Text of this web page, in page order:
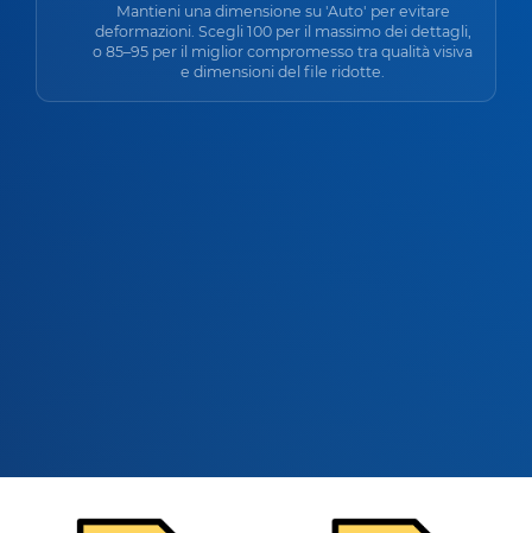
Mantieni una dimensione su 'Auto' per evitare
deformazioni. Scegli 100 per il massimo dei dettagli,
o 85–95 per il miglior compromesso tra qualità visiva
e dimensioni del file ridotte.